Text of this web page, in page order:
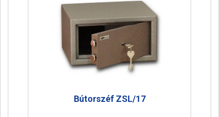
Bútorszéf ZSL/17